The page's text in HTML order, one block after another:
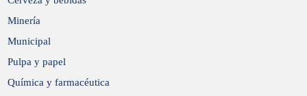
Minería
Municipal
Pulpa y papel
Química y farmacéutica